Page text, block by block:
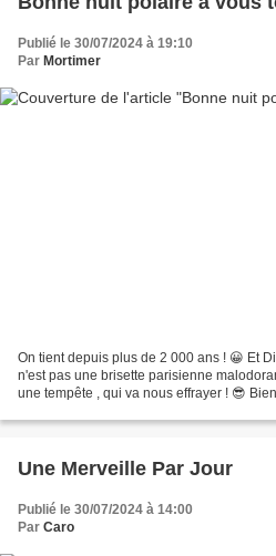
Publié le 30/07/2024 à 19:10
Par Mortimer
On tient depuis plus de 2 000 ans ! 😀 Et
n'est pas une brisette parisienne
une tempête , qui va nous effrayer ! 😎
Une Merveille Par Jour
Publié le 30/07/2024 à 14:00
Par Caro